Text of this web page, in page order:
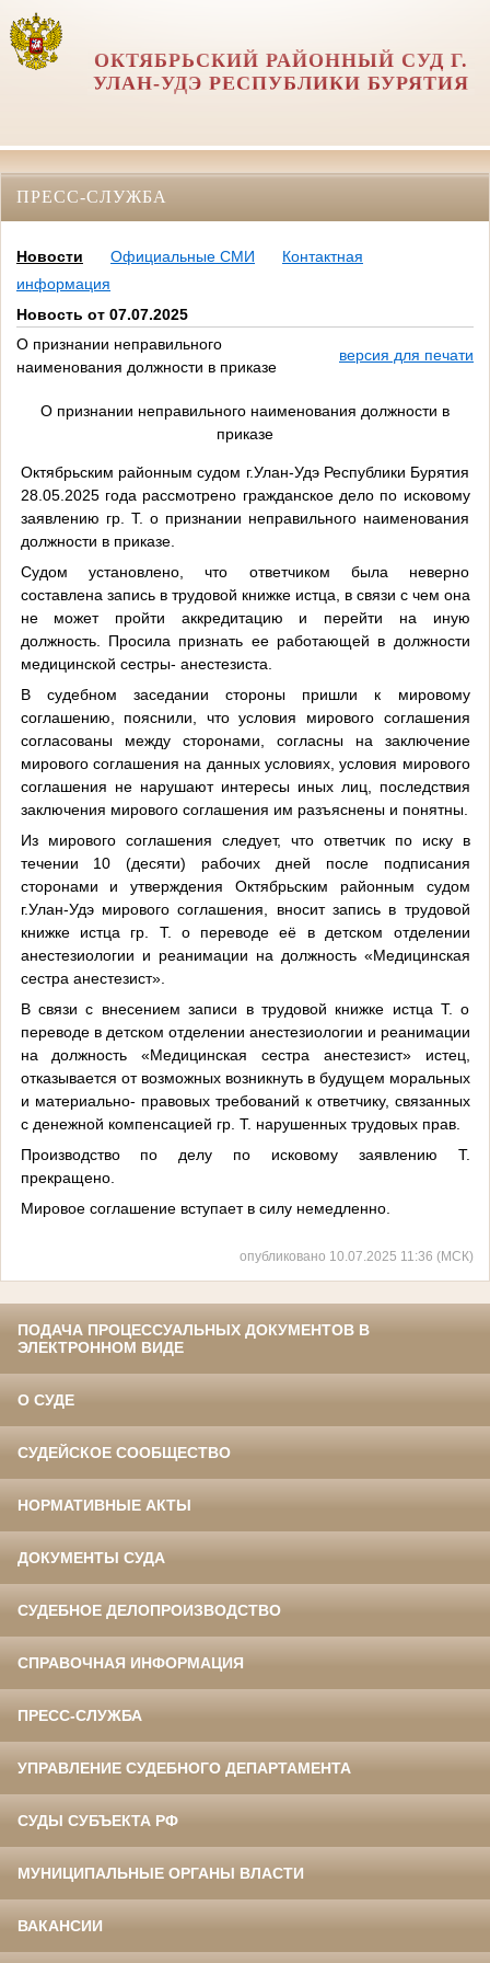
ОКТЯБРЬСКИЙ РАЙОННЫЙ СУД Г.
УЛАН-УДЭ РЕСПУБЛИКИ БУРЯТИЯ
ПРЕСС-СЛУЖБА
Новости Официальные СМИ
Контактная
информация
Новость от 07.07.2025
О признании неправильного
наименования должности в приказе
версия для печати
О признании неправильного наименования должности в
приказе
Октябрьским районным судом г.Улан-Удэ Республики Бурятия
28.05.2025 года рассмотрено гражданское дело по исковому
заявлению гр. Т. о признании неправильного наименования
должности в приказе.
Судом установлено, что ответчиком была неверно
составлена запись в трудовой книжке истца, в связи с чем она
не может пройти аккредитацию и перейти на иную
должность. Просила признать ее работающей в должности
медицинской сестры- анестезиста.
В судебном заседании стороны пришли к мировому
соглашению, пояснили, что условия мирового соглашения
согласованы между сторонами, согласны на заключение
мирового соглашения на данных условиях, условия мирового
соглашения не нарушают интересы иных лиц, последствия
заключения мирового соглашения им разъяснены и понятны.
Из мирового соглашения следует, что ответчик по иску в
течении 10 (десяти) рабочих дней после подписания
сторонами и утверждения Октябрьским районным судом
г.Улан-Удэ мирового соглашения, вносит запись в трудовой
книжке истца гр. Т. о переводе её в детском отделении
анестезиологии и реанимации на должность «Медицинская
сестра анестезист».
В связи с внесением записи в трудовой книжке истца Т. о
переводе в детском отделении анестезиологии и реанимации
на должность «Медицинская сестра анестезист» истец,
отказывается от возможных возникнуть в будущем моральных
и материально- ­правовых требований к ответчику, связанных
с денежной компенсацией гр. Т. нарушенных трудовых прав.
Производство по делу по исковому заявлению Т.
прекращено.
Мировое соглашение вступает в силу немедленно.
опубликовано 10.07.2025 11:36 (МСК)
ПОДАЧА ПРОЦЕССУАЛЬНЫХ ДОКУМЕНТОВ В
ЭЛЕКТРОННОМ ВИДЕ
О СУДЕ
СУДЕЙСКОЕ СООБЩЕСТВО
НОРМАТИВНЫЕ АКТЫ
ДОКУМЕНТЫ СУДА
СУДЕБНОЕ ДЕЛОПРОИЗВОДСТВО
СПРАВОЧНАЯ ИНФОРМАЦИЯ
ПРЕСС-СЛУЖБА
УПРАВЛЕНИЕ СУДЕБНОГО ДЕПАРТАМЕНТА
СУДЫ СУБЪЕКТА РФ
МУНИЦИПАЛЬНЫЕ ОРГАНЫ ВЛАСТИ
ВАКАНСИИ